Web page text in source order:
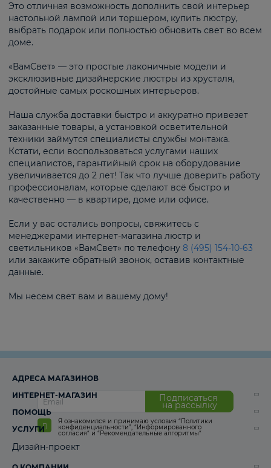
Это отличная возможность дополнить свой интерьер
настольной лампой или торшером, купить люстру,
выбрать подарок или полностью обновить свет во всем
доме.
«ВамСвет» — это простые лаконичные модели и
эксклюзивные дизайнерские люстры из хрусталя,
достойные самых роскошных интерьеров.
Наша служба доставки быстро и аккуратно привезет
заказанные товары, а установкой осветительной
техники займутся специалисты службы монтажа.
Кстати, если воспользоваться услугами наших
специалистов, гарантийный срок на оборудование
увеличивается до 2 лет! Так что лучше доверить работу
профессионалам, которые сделают всё быстро и
качественно — в квартире, доме или офисе.
Если у вас остались вопросы, свяжитесь с
менеджерами интернет-магазина люстр и
светильников «ВамСвет» по телефону 8 (495) 154-10-63
или закажите обратный звонок, оставив контактные
данные.
Мы несем свет вам и вашему дому!
Подписаться
на рассылку
Я ознакомился и принимаю условия “Политики
конфиденциальности”, “Информированного
согласия“ и “Рекомендательные алгоритмы“
АДРЕСА МАГАЗИНОВ
ИНТЕРНЕТ-МАГАЗИН
ПОМОЩЬ
УСЛУГИ
Дизайн-проект